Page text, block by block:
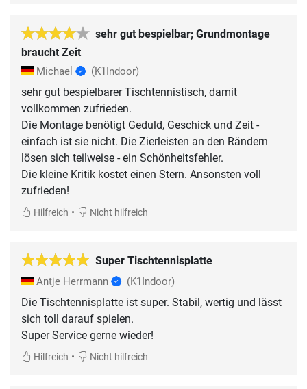
sehr gut bespielbar; Grundmontage
braucht Zeit
Michael (K1Indoor)
sehr gut bespielbarer Tischtennistisch, damit
vollkommen zufrieden.
Die Montage benötigt Geduld, Geschick und Zeit -
einfach ist sie nicht. Die Zierleisten an den Rändern
lösen sich teilweise - ein Schönheitsfehler.
Die kleine Kritik kostet einen Stern. Ansonsten voll
zufrieden!
Hilfreich • Nicht hilfreich
Super Tischtennisplatte
Antje Herrmann (K1Indoor)
Die Tischtennisplatte ist super. Stabil, wertig und lässt
sich toll darauf spielen.
Super Service gerne wieder!
Hilfreich • Nicht hilfreich